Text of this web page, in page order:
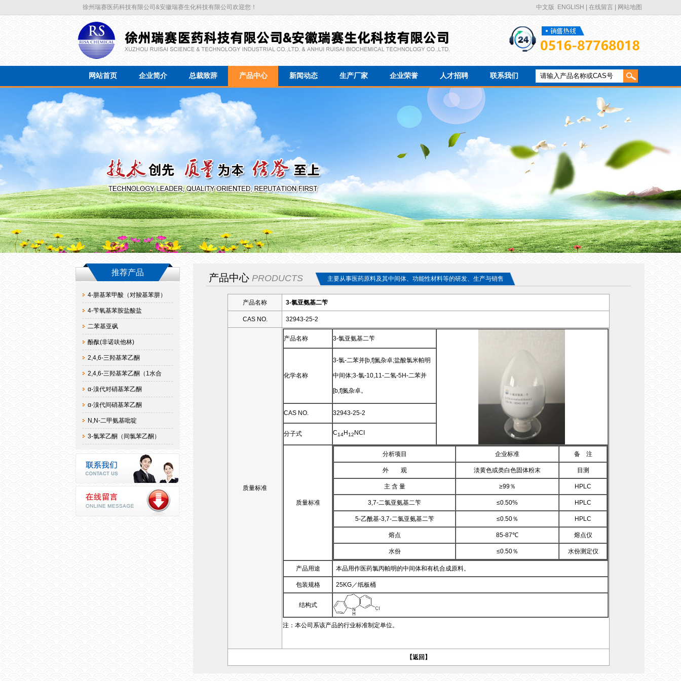
徐州瑞赛医药科技有限公司&安徽瑞赛生化科技有限公司欢迎您！ 中文版 ENGLISH 在线留言 | 网站地图
网站首页 企业简介 总裁致辞 产品中心 新闻动态 生产厂家 企业荣誉 人才招聘 联系我们
推荐产品
4-肼基苯甲酸（对羧基苯肼）
4-苄氧基苯胺盐酸盐
二苯基亚砜
酚酞(非诺呋他林)
2,4,6-三羟基苯乙酮
2,4,6-三羟基苯乙酮（1水合
α-溴代对硝基苯乙酮
α-溴代间硝基苯乙酮
N,N-二甲氨基吡啶
3-氯苯乙酮（间氯苯乙酮）
产品中心 PRODUCTS 主要从事医药原料及其中间体、功能性材料等的研发、生产与销售
产品名称 3-氯亚氨基二苄
CAS NO. 32943-25-2
质量标准
产品名称 3-氯亚氨基二苄
化学名称
3-氯-二苯并[b,f]氮杂卓;盐酸氯米帕明
中间体;3-氯-10,11-二氢-5H-二苯并
[b,f]氮杂卓。
CAS NO. 32943-25-2
分子式 C14H12 NCI
质量标准
分析项目 企业标准 备 注
外 观 淡黄色或类白色固体粉末 目测
主 含 量 ≥99％ HPLC
3,7-二氯亚氨基二苄 ≤0.50% HPLC
5-乙酰基-3,7-二氯亚氨基二苄 ≤0.50％ HPLC
熔点 85-87℃ 熔点仪
水份 ≤0.50％ 水份测定仪
产品用途 本品用作医药氯丙帕明的中间体和有机合成原料。
包装规格 25KG／纸板桶
结构式
注：本公司系该产品的行业标准制定单位。
【返回】